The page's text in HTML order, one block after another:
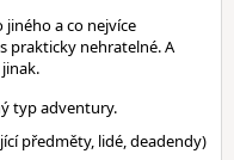
jiného a co nejvíce
prakticky nehratelné. A
typ adventury.
předměty, lidé, deadendy)